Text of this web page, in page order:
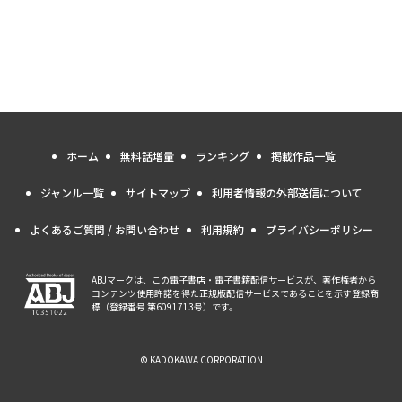
ホーム 無料話増量 ランキング 掲載作品一覧
ジャンル一覧 サイトマップ 利用者情報の外部送信について
よくあるご質問 / お問い合わせ 利用規約 プライバシーポリシー
ABJマークは、この電子書店・電子書籍配信サービスが、著作権者から
コンテンツ使用許諾を得た正規版配信サービスであることを示す登録商
標（登録番号 第6091713号）です。
© KADOKAWA CORPORATION